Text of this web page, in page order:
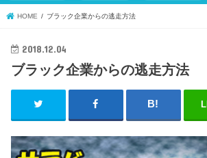
HOME ブラック企業からの逃走方法
2018.12.04
ブラック企業からの逃走方法